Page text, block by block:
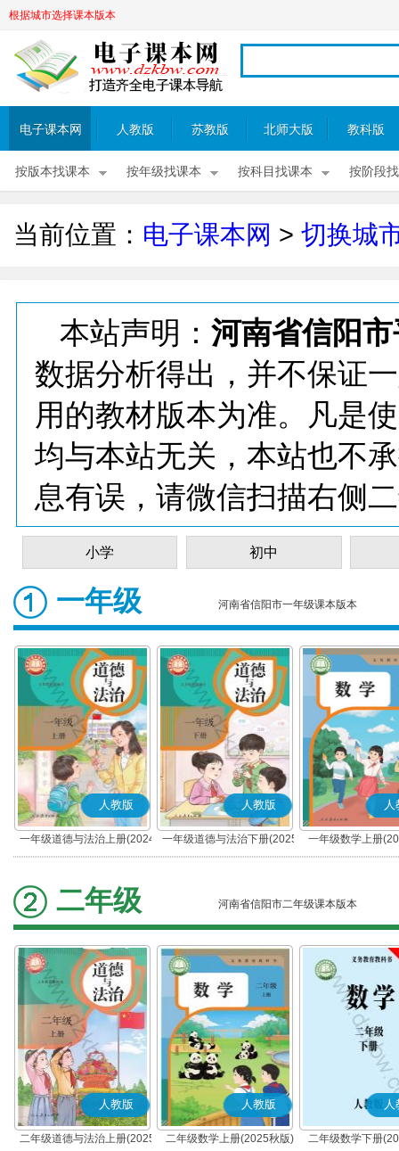
根据城市选择课本版本
电子课本网 人教版 苏教版 北师大版 教科版
按版本找课本 按年级找课本 按科目找课本 按阶段
当前位置： 电子课本网 > 切换城
本站声明： 河南省信阳
数据分析得出，并不保证
用的教材版本为准。凡是
均与本站无关，本站也不
息有误，请微信扫描右侧
小学 初中
一年级 河南省信阳市一年级课本版本
人教版
一年级道德与法治上册(2024
秋版)(部编版)
人教版
一年级道德与法治下册(2025
春版)(部编版)
人
一年级数学上册
二年级 河南省信阳市二年级课本版本
人教版
二年级道德与法治上册(2025
人教版
二年级数学上册(2025秋版)
人
二年级数学下册